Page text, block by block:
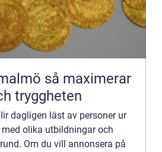
tryggheten
dagligen läst av personer ur
olika utbildningar och
Om du vill annonsera på